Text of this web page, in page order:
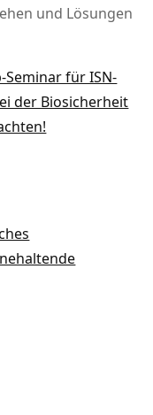
und Lösungen
Seminar für ISN-
der Biosicherheit